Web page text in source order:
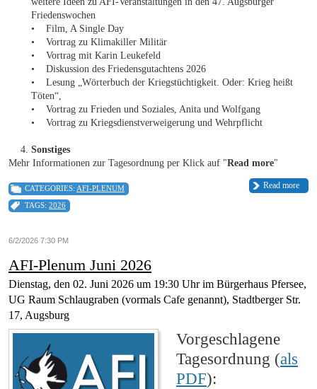
Friedenswochen
• Film, A Single Day
• Vortrag zu Klimakiller Militär
• Vortrag mit Karin Leukefeld
• Diskussion des Friedensgutachtens 2026
• Lesung „Wörterbuch der Kriegstüchtigkeit. Oder: Krieg heißt
Töten“,
• Vortrag zu Frieden und Soziales, Anita und Wolfgang
• Vortrag zu Kriegsdienstverweigerung und Wehrpflicht
Sonstiges
Mehr Informationen zur Tagesordnung per Klick auf "Read more"
Read more
CATEGORIES: AFI-PLENUM
TAGS: 2026
6/2/2026 7:30 PM
AFI-Plenum Juni 2026
Dienstag, den 02. Juni 2026 um 19:30 Uhr im Bürgerhaus Pfersee,
UG Raum Schlaugraben (vormals Cafe genannt), Stadtberger Str.
17, Augsburg
Vorgeschlagene
Tagesordnung (als
PDF):